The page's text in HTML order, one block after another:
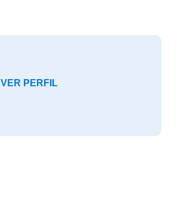
VER PERFIL